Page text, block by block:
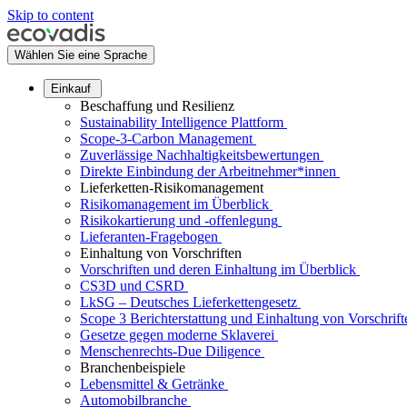
Skip to content
Wählen Sie eine Sprache
Einkauf
Beschaffung und Resilienz
Sustainability Intelligence Plattform
Scope-3-Carbon Management
Zuverlässige Nachhaltigkeitsbewertungen
Direkte Einbindung der Arbeitnehmer*innen
Lieferketten-Risikomanagement
Risikomanagement im Überblick
Risikokartierung und -offenlegung
Lieferanten-Fragebogen
Einhaltung von Vorschriften
Vorschriften und deren Einhaltung im Überblick
CS3D und CSRD
LkSG – Deutsches Lieferkettengesetz
Scope 3 Berichterstattung und Einhaltung von
Gesetze gegen moderne Sklaverei
Menschenrechts-Due Diligence
Branchenbeispiele
Lebensmittel & Getränke
Automobilbranche